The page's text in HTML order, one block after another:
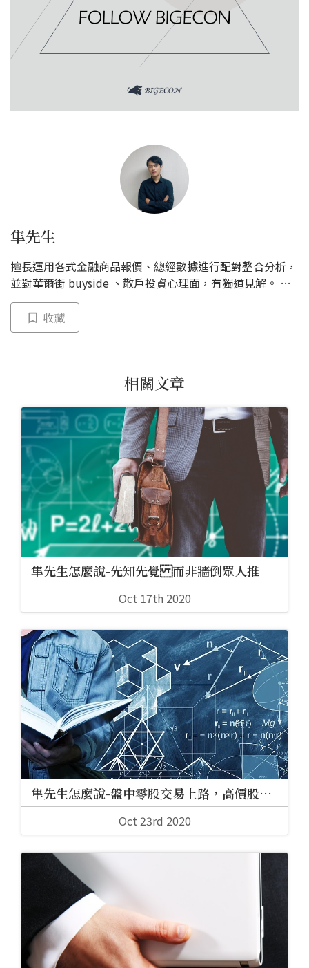
隼先生
擅長運用各式金融商品報價、總經數據進行配對整合分析，
並對華爾街 buyside 、散戶投資心理面，有獨道見解。 著
重由上而下，股匯債整體趨勢預測，擬定交易策略。
收藏
相關文章
隼先生怎麼說-先知先覺 而非牆倒眾人推
Oct 17th 2020
隼先生怎麼說-盤中零股交易上路，高價股定
生死
Oct 23rd 2020